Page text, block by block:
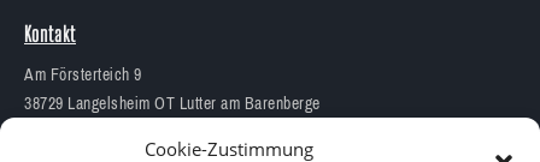
Cookie-Zustimmung
Kontakt
Am Försterteich 9
38729 Langelsheim OT Lutter am Barenberge